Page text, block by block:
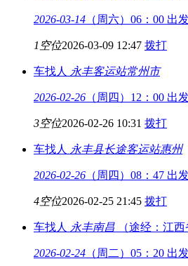
2026-03-14 （周六）06：00 出
1空位2026-03-09 12:47 拨打
车找人 永丰客运站常州市
2026-02-26 （周四）12：00 出
3空位2026-02-26 10:31 拨打
车找人 永丰县长途客运站惠州
2026-02-26 （周四）08：47 出
4空位2026-02-25 21:45 拨打
车找人 永丰南昌 （途经：江
2026-02-24 （周二）05：20 出